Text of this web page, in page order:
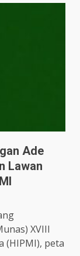
Ade
Lawan
XVIII
(HIPMI), peta